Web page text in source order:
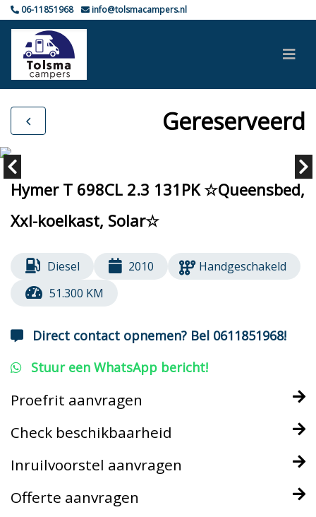
06-11851968 info@tolsmacampers.nl
Gereserveerd
Hymer T 698CL 2.3 131PK ☆Queensbed,
Xxl-koelkast, Solar☆
Diesel 2010
Handgeschakeld
51.300 KM
Direct contact opnemen? Bel 0611851968!
Stuur een WhatsApp bericht!
Proefrit aanvragen
Check beschikbaarheid
Inruilvoorstel aanvragen
Offerte aanvragen